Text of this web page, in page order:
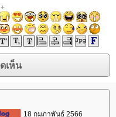
18 กุมภาพันธ์ 2566